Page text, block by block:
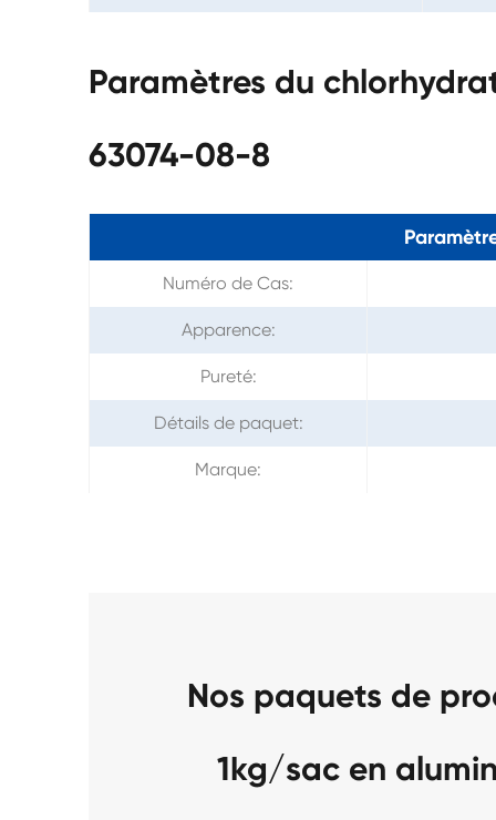
Paramètres du
63074-08-8
Numéro de Cas:
Apparence:
Pureté:
Détails de paquet:
Marque:
Nos paquets de
1kg/sac en